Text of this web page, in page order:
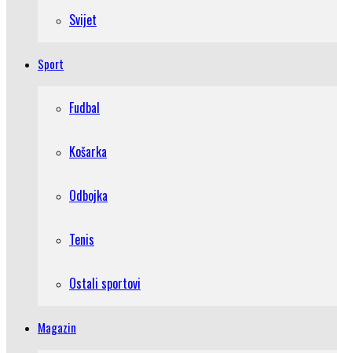
Svijet
Sport
Fudbal
Košarka
Odbojka
Tenis
Ostali sportovi
Magazin